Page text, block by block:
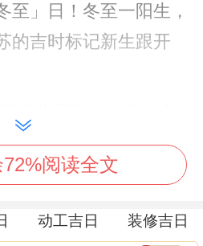
至」日！冬至一阳生，
的吉时标记新生跟开
的不能少节点...命理吉
，需综合多项规则：
常被视为吉日；有「天
阅读全文
动工吉日 装修吉日